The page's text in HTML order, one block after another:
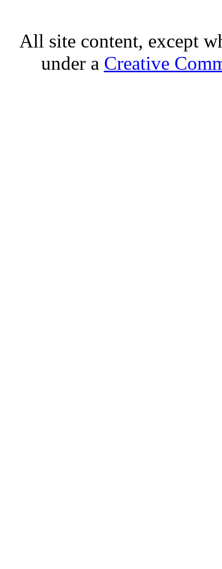
All site content, except
under a Creative